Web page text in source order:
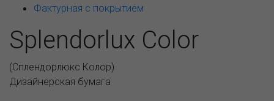
Фактурная с покрытием
Splendorlux Color
(Сплендорлюкс Колор)
Дизайнерская бумага